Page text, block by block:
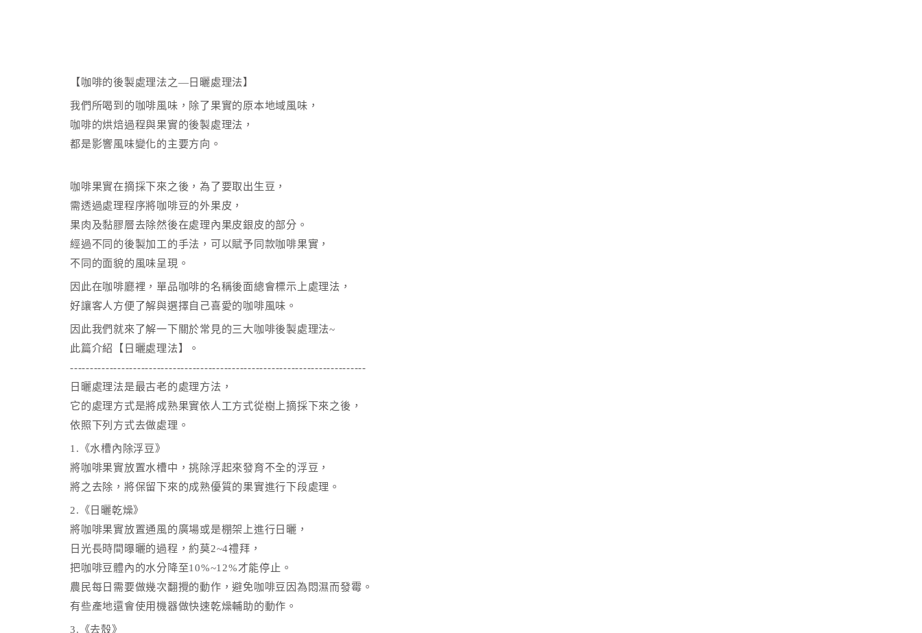
【咖啡的後製處理法之—日曬處理法】
我們所喝到的咖啡風味，除了果實的原本地域風味，
咖啡的烘焙過程與果實的後製處理法，
都是影響風味變化的主要方向。
咖啡果實在摘採下來之後，為了要取出生豆，
需透過處理程序將咖啡豆的外果皮，
果肉及黏膠層去除然後在處理內果皮銀皮的部分。
經過不同的後製加工的手法，可以賦予同款咖啡果實，
不同的面貌的風味呈現。
因此在咖啡廳裡，單品咖啡的名稱後面總會標示上處理法，
好讓客人方便了解與選擇自己喜愛的咖啡風味。
因此我們就來了解一下關於常見的三大咖啡後製處理法~
此篇介紹【日曬處理法】。
---------------------------------------------------------------------------
日曬處理法是最古老的處理方法，
它的處理方式是將成熟果實依人工方式從樹上摘採下來之後，
依照下列方式去做處理。
1.《水槽內除浮豆》
將咖啡果實放置水槽中，挑除浮起來發育不全的浮豆，
將之去除，將保留下來的成熟優質的果實進行下段處理。
2.《日曬乾燥》
將咖啡果實放置通風的廣場或是棚架上進行日曬，
日光長時間曝曬的過程，約莫2~4禮拜，
把咖啡豆體內的水分降至10%~12%才能停止。
農民每日需要做幾次翻攪的動作，避免咖啡豆因為悶濕而發霉。
有些產地還會使用機器做快速乾燥輔助的動作。
3.《去殼》